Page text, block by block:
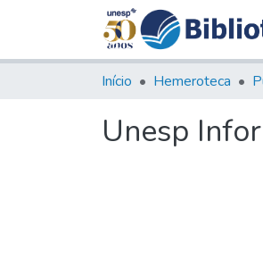
Início Hemeroteca
Unesp